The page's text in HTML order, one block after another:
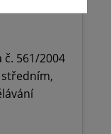
č. 561/2004